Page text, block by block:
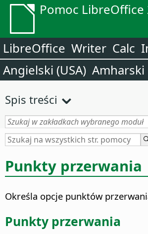
Pomoc LibreOffice
LibreOffice Writer Calc
Angielski (USA) Amharski
Spis treści
Punkty przerwania
Określa opcje punktów
Punkty przerwania